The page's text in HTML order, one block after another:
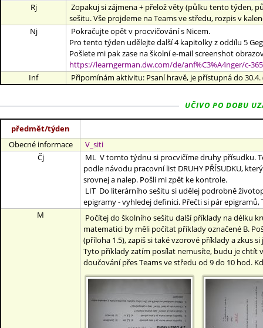
Rj
Zopakuj si zájmena + přelož věty (půlku tento týden,
sešitu. Vše projdeme na Teams ve středu, rozpis v
Nj
Pokračujte opět v procvičování s Nicem.
Pro tento týden udělejte další 4 kapitolky z oddílu 5
Pošlete mi pak zase na školní e-mail screenshot
https://learngerman.dw.com/de/anf%C3%A4nger/c-
Inf
Připomínám aktivitu: Psaní hravě, je přístupná do 30.4.
UČIVO PO DOBU
předmět/týden
Obecné informace
V_siti
Čj
ML V tomto týdnu si procvičíme druhy přísudku.
podle návodu pracovní list DRUHY PŘÍSUDKU,
srovnej a nalep. Pošli mi zpět ke kontrole.
LIT Do literárního sešitu si udělej podrobně
epigramy - vyhledej definici. Přečti si pár
M
Počítej do školního sešitu další příklady na délku
matematici by měli počítat příklady označené B.
(příloha 1.5), zapiš si také vzorové příklady a zkus
Tyto příklady zatím posílat nemusíte, budu je chtít
doučování přes Teams ve středu od 9 do 10 hod.